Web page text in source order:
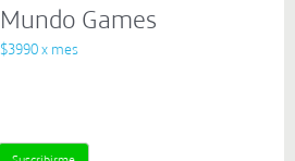
Mundo Games
$3990 x mes